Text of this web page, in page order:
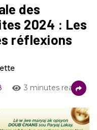
des
2024 : Les
réflexions
3 minutes read